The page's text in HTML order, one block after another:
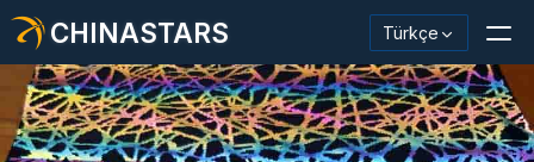
CHINASTARS Türkçe